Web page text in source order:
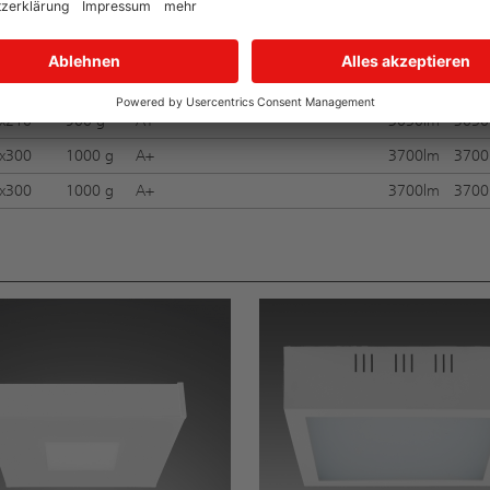
Gewicht 2700K 3000K
850 g A+ 3050lm
900 g A+ 3050lm
1000 g A+ 3700lm
1000 g A+ 3700lm